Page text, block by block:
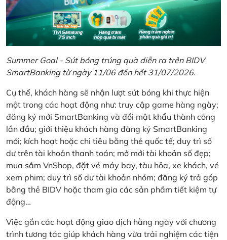
Summer Goal - Sút bóng trúng quà diễn ra trên BIDV
SmartBanking từ ngày 11/06 đến hết 31/07/2026.
Cụ thể, khách hàng sẽ nhận lượt sút bóng khi thực hiện
một trong các hoạt động như: truy cập game hàng ngày;
đăng ký mới SmartBanking và đổi mật khẩu thành công
lần đầu; giới thiệu khách hàng đăng ký SmartBanking
mới; kích hoạt hoặc chi tiêu bằng thẻ quốc tế; duy trì số
dư trên tài khoản thanh toán; mở mới tài khoản số đẹp;
mua sắm VnShop, đặt vé máy bay, tàu hỏa, xe khách, vé
xem phim; duy trì số dư tài khoản nhóm; đăng ký trả góp
bằng thẻ BIDV hoặc tham gia các sản phẩm tiết kiệm tự
động…
Việc gắn các hoạt động giao dịch hằng ngày với chương
trình tương tác giúp khách hàng vừa trải nghiệm các tiện